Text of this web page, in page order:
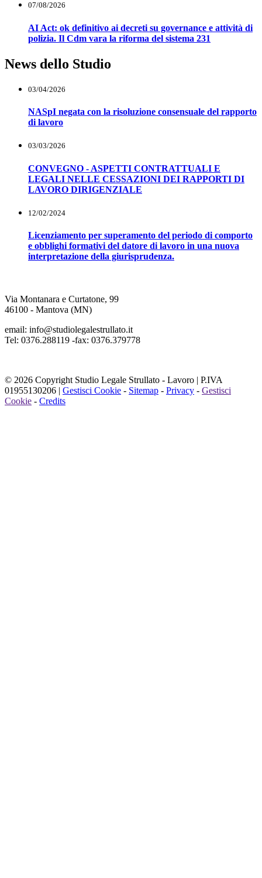
07/08/2026
AI Act: ok definitivo ai decreti su governance e attività di
polizia. Il Cdm vara la riforma del sistema 231
News dello Studio
03/04/2026
NASpI negata con la risoluzione consensuale del rapporto
di lavoro
03/03/2026
CONVEGNO - ASPETTI CONTRATTUALI E
LEGALI NELLE CESSAZIONI DEI RAPPORTI DI
LAVORO DIRIGENZIALE
12/02/2024
Licenziamento per superamento del periodo di comporto
e obblighi formativi del datore di lavoro in una nuova
interpretazione della giurisprudenza.
Via Montanara e Curtatone, 99
46100 - Mantova (MN)
email: info@studiolegalestrullato.it
Tel: 0376.288119 -fax: 0376.379778
© 2026 Copyright Studio Legale Strullato - Lavoro | P.IVA
01955130206 | Gestisci Cookie - Sitemap - Privacy - Gestisci
Cookie - Credits